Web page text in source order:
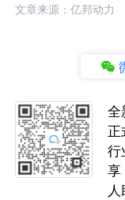
文章来源：亿邦动力
全
正
行
享